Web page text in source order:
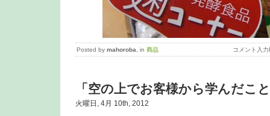
Posted by mahoroba , in 商品 コメント入力
「空の上でお客様から学んだこ
火曜日, 4月 10th, 2012